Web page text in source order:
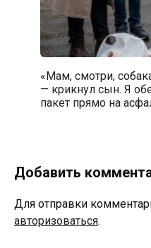
«Мам, смотри,
— крикнул сын. Я
пакет прямо на
Добавить
Для отправки
авторизоваться.